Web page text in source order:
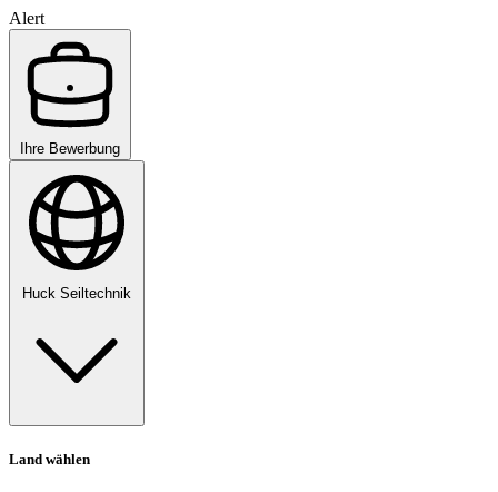
Alert
Ihre Bewerbung
Huck Seiltechnik
Land wählen